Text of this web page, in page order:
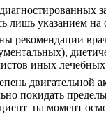
лишь указанием
рекомендации
иных
покидать
на момент